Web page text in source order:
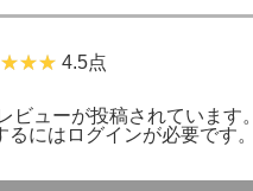
4.5点
ビューが投稿されています。
るには ログインが必要です。